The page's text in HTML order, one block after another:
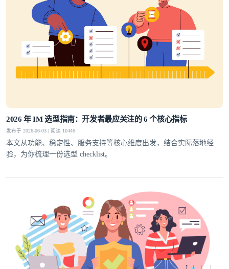
2026 年 IM 选型指南：开发者最应关注的 6 个核心指标
发布于 2026-06-03 | 阅读 10446
本文从功能、稳定性、服务支持等核心维度出发，结合实际落地经
验，为你梳理一份选型 checklist。